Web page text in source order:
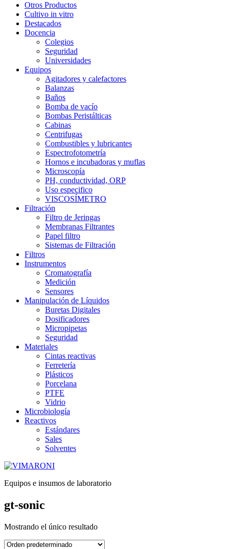
Otros Productos
Cultivo in vitro
Destacados
Docencia
Colegios
Seguridad
Universidades
Equipos
Agitadores y calefactores
Balanzas
Baños
Bomba de vacío
Bombas Peristálticas
Cabinas
Centrifugas
Combustibles y lubricantes
Espectrofotometría
Hornos e incubadoras y muflas
Microscopía
PH, conductividad, ORP
Uso especifico
VISCOSÍMETRO
Filtración
Filtro de Jeringas
Membranas Filtrantes
Papel filtro
Sistemas de Filtración
Filtros
Instrumentos
Cromatografía
Medición
Sensores
Manipulación de Líquidos
Buretas Digitales
Dosificadores
Micropipetas
Seguridad
Materiales
Cintas reactivas
Ferretería
Plásticos
Porcelana
PTFE
Vidrio
Microbiología
Reactivos
Estándares
Sales
Solventes
Equipos e insumos de laboratorio
gt-sonic
Mostrando el único resultado